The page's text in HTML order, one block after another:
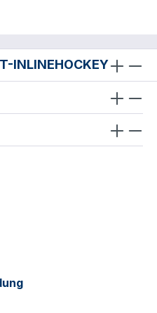
INLINEHOCKEY